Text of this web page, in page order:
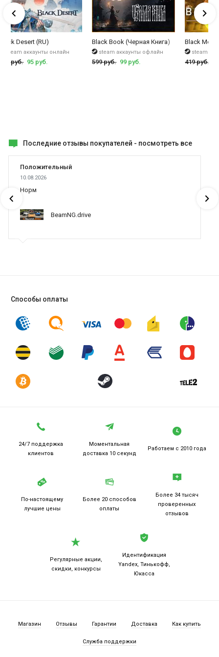
Plus Chest
Desert (RU)
steam аккаунты онлайн
руб. 95 руб.
Black Book (Черная Книга)
steam аккаунты офлайн
599 руб. 99 руб.
Black Mesa
steam
419 руб.
Последние отзывы покупателей - посмотреть все
Положительный
10.08.2026
Норм
BeamNG.drive
Способы оплаты
24/7 поддержка
клиентов
Моментальная
доставка 10 секунд
Работаем с 2010 года
По-настоящему
лучшие цены
Более 20 способов
оплаты
Более 34 тысяч
проверенных
отзывов
Регулярные акции,
скидки, конкурсы
Идентификация
Yandex, Тинькофф,
Юкасса
Магазин Отзывы Гарантии Доставка Как купить
Служба поддержки